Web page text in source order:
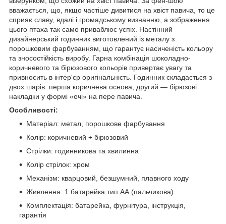
вважається, що, якщо частіше дивитися на хвіст павича, то це
сприяє славу, вдалі і громадському визнанню, а зображення
цього птаха так само приваблює успіх. Настінний
дизайнерський годинник виготовлений із металу з
порошковим фарбуванням, що гарантує насиченість кольору
та зносостійкість виробу. Гарна комбінація шоколадно-
коричневого та бірюзового кольорів привертає увагу та
привносить в інтер'єр оригінальність. Годинник складається з
двох шарів: перша коричнева основа, другий — бірюзові
накладки у формі «очі» на пере павича.
Особливості:
Матеріал: метал, порошкове фарбування
Колір: коричневий + бірюзовий
Стрілки: годинникова та хвилинна
Колір стрілок: хром
Механізм: кварцовий, безшумний, плавного ходу
Живлення: 1 батарейка тип АА (пальчикова)
Комплектація: батарейка, фурнітура, інструкція,
гарантія